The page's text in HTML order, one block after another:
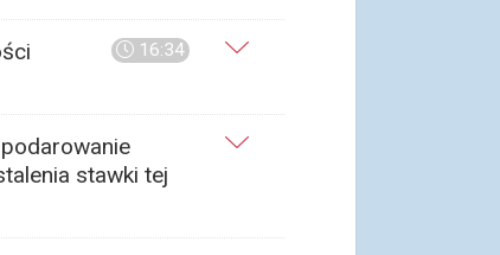
16:34
stawki tej